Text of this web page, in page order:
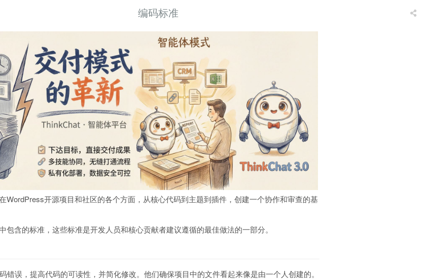
编码标准
WordPress开源项目和社区的各个方面，从核心代码到主题到插件，创建一个协作和审查的基
包含的标准，这些标准是开发人员和核心贡献者建议遵循的最佳做法的一部分。
错误，提高代码的可读性，并简化修改。他们确保项目中的文件看起来像是由一个人创建的。